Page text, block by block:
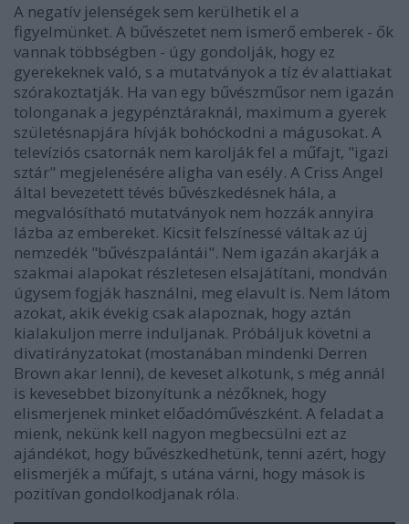
A negatív jelenségek sem kerülhetik el a
figyelmünket. A bűvészetet nem ismerő emberek - ők
vannak többségben - úgy gondolják, hogy ez
gyerekeknek való, s a mutatványok a tíz év alattiakat
szórakoztatják. Ha van egy bűvészműsor nem igazán
tolonganak a jegypénztáraknál, maximum a gyerek
születésnapjára hívják bohóckodni a mágusokat. A
televíziós csatornák nem karolják fel a műfajt, "igazi
sztár" megjelenésére aligha van esély. A Criss Angel
által bevezetett tévés bűvészkedésnek hála, a
megvalósítható mutatványok nem hozzák annyira
lázba az embereket. Kicsit felszínessé váltak az új
nemzedék "bűvészpalántái". Nem igazán akarják a
szakmai alapokat részletesen elsajátítani, mondván
úgysem fogják használni, meg elavult is. Nem látom
azokat, akik évekig csak alapoznak, hogy aztán
kialakuljon merre induljanak. Próbáljuk követni a
divatirányzatokat (mostanában mindenki Derren
Brown akar lenni), de keveset alkotunk, s még annál
is kevesebbet bizonyítunk a nézőknek, hogy
elismerjenek minket előadóművészként. A feladat a
mienk, nekünk kell nagyon megbecsülni ezt az
ajándékot, hogy bűvészkedhetünk, tenni azért, hogy
elismerjék a műfajt, s utána várni, hogy mások is
pozitívan gondolkodjanak róla.